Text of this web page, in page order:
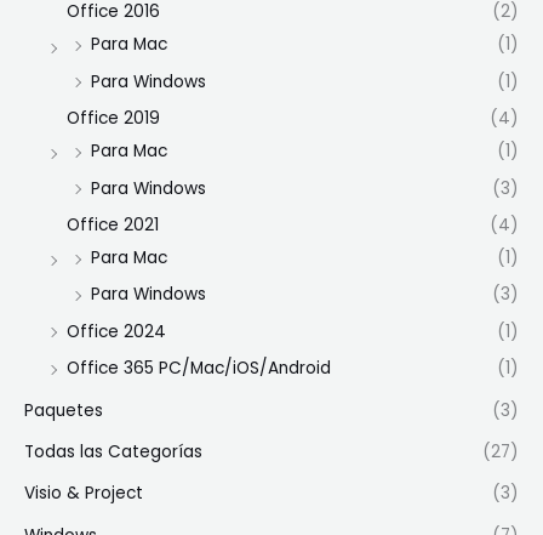
Office 2016
(2)
Para Mac
(1)
Para Windows
(1)
Office 2019
(4)
Para Mac
(1)
Para Windows
(3)
Office 2021
(4)
Para Mac
(1)
Para Windows
(3)
Office 2024
(1)
Office 365 PC/Mac/iOS/Android
(1)
Paquetes
(3)
Todas las Categorías
(27)
Visio & Project
(3)